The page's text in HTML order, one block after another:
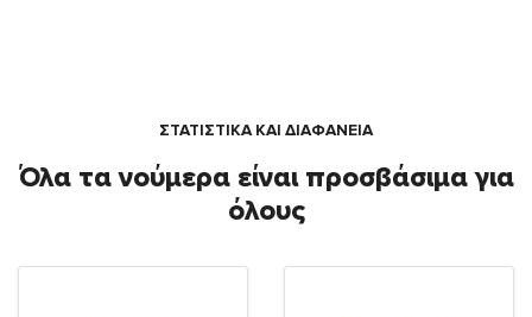
ΣΤΑΤΙΣΤΙΚΑ ΚΑΙ ΔΙΑΦΑΝΕΙΑ
Όλα τα νούμερα είναι προσβάσιμα για
όλους